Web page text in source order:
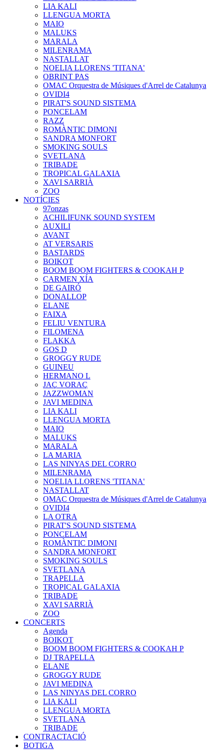
LIA KALI
LLENGUA MORTA
MAIO
MALUKS
MARALA
MILENRAMA
NASTALLAT
NOELIA LLORENS 'TITANA'
OBRINT PAS
OMAC Orquestra de Músiques d'Arrel de Catalunya
OVIDI4
PIRAT'S SOUND SISTEMA
PONCELAM
RAZZ
ROMÀNTIC DIMONI
SANDRA MONFORT
SMOKING SOULS
SVETLANA
TRIBADE
TROPICAL GALAXIA
XAVI SARRIÀ
ZOO
NOTÍCIES
97onzas
ACHILIFUNK SOUND SYSTEM
AUXILI
AVANT
AT VERSARIS
BASTARDS
BOIKOT
BOOM BOOM FIGHTERS & COOKAH P
CARMEN XÍA
DE GAIRÓ
DONALLOP
ELANE
FAIXA
FELIU VENTURA
FILOMENA
FLAKKA
GOS D
GROGGY RUDE
GUINEU
HERMANO L
JAÇ VORAÇ
JAZZWOMAN
JAVI MEDINA
LIA KALI
LLENGUA MORTA
MAIO
MALUKS
MARALA
LA MARIA
LAS NINYAS DEL CORRO
MILENRAMA
NOELIA LLORENS 'TITANA'
NASTALLAT
OMAC Orquestra de Músiques d'Arrel de Catalunya
OVIDI4
LA OTRA
PIRAT'S SOUND SISTEMA
PONCELAM
ROMÀNTIC DIMONI
SANDRA MONFORT
SMOKING SOULS
SVETLANA
TRAPELLA
TROPICAL GALAXIA
TRIBADE
XAVI SARRIÀ
ZOO
CONCERTS
Agenda
BOIKOT
BOOM BOOM FIGHTERS & COOKAH P
DJ TRAPELLA
ELANE
GROGGY RUDE
JAVI MEDINA
LAS NINYAS DEL CORRO
LIA KALI
LLENGUA MORTA
SVETLANA
TRIBADE
CONTRACTACIÓ
BOTIGA